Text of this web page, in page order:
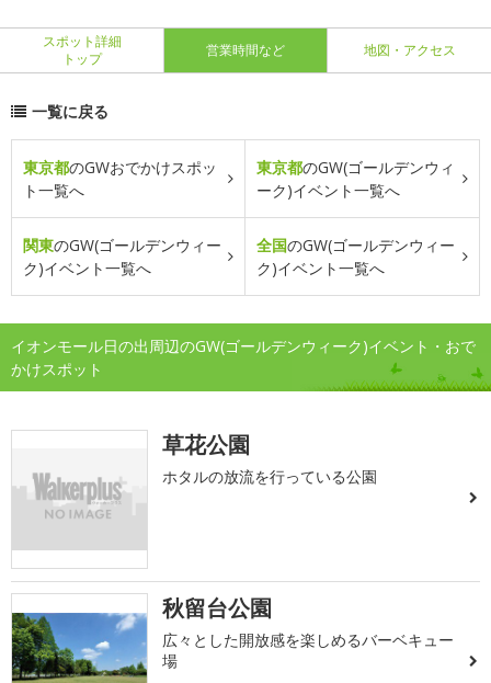
スポット詳細
トップ
営業時間など 地図・アクセス
一覧に戻る
東京都のGWおでかけスポッ
ト一覧へ
東京都のGW(ゴールデンウィ
ーク)イベント一覧へ
関東のGW(ゴールデンウィー
ク)イベント一覧へ
全国のGW(ゴールデンウィー
ク)イベント一覧へ
イオンモール日の出周辺のGW(ゴールデンウィーク)イベント・おで
かけスポット
草花公園
ホタルの放流を行っている公園
秋留台公園
広々とした開放感を楽しめるバーベキュー
場